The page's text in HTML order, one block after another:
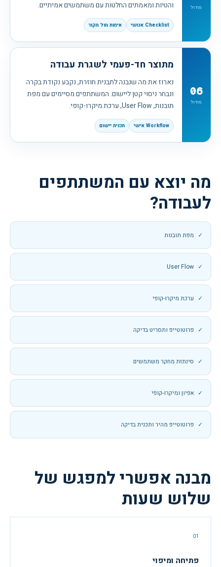
מודול והטיות ומאמתים החלטות עם משתמשים אמיתיים.
Checklist אנושי אימות מול מקור
06
מודול
מתוצר חד-פעמי לשגרת עבודה
נארוז את מה שנבנה לתבנית חוזרת, נקבע נקודת בקרה
ונבחר ניסוי קטן ליישום. המשתתפים מסיימים עם מפת
תובנות, User Flow, ערכת מיקרו-קופי.
Workflow אישי תכנית יישום
מה יוצא עם המשתתפים
לעבודה?
מפת תובנות
User Flow
ערכת מיקרו-קופי
פרוטוטייפ ותסריט בדיקה
סינתזת מחקר משתמשים
אפיון ומיקרו-קופי
פרוטוטייפ מהיר ותכנית בדיקה
מבנה אפשרי למפגש של
שלוש שעות
01
פתיחה ומיפוי